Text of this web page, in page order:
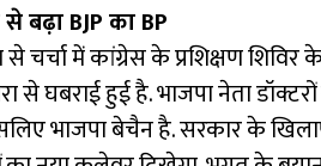
बढ़ा BJP का BP
से चर्चा में कांग्रेस के प्रशिक्षण
से घबराई हुई है. भाजपा नेता
भाजपा बेचैन है. सरकार के